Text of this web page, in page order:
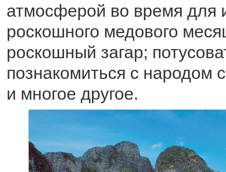
атмосферой во время для
роскошного медового
роскошный загар;
познакомиться с народом
и многое другое.